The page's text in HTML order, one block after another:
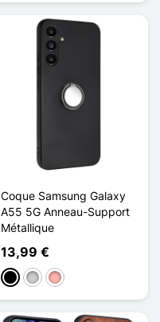
Coque Samsung Galaxy
A55 5G Anneau-Support
Métallique
13,99 €
PretoPrataOuro rosa